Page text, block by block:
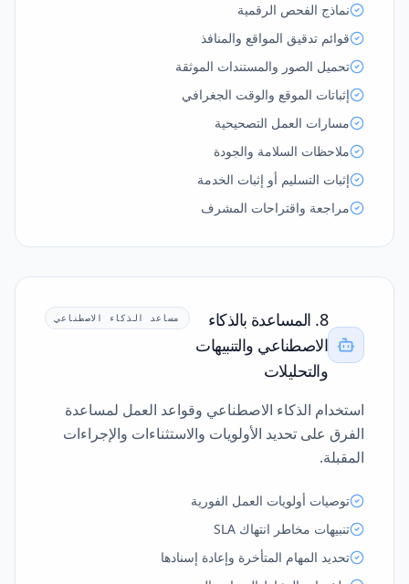
نماذج الفحص الرقمية
قوائم تدقيق المواقع والمنافذ
تحميل الصور والمستندات الموثقة
إثباتات الموقع والوقت الجغرافي
مسارات العمل التصحيحية
ملاحظات السلامة والجودة
إثبات التسليم أو إثبات الخدمة
مراجعة واقتراحات المشرف
8. المساعدة بالذكاء
الاصطناعي والتنبيهات
والتحليلات
مساعد الذكاء الاصطناعي
استخدام الذكاء الاصطناعي وقواعد العمل لمساعدة
الفرق على تحديد الأولويات والاستثناءات والإجراءات
المقبلة.
توصيات أولويات العمل الفورية
تنبيهات مخاطر انتهاك SLA
تحديد المهام المتأخرة وإعادة إسنادها